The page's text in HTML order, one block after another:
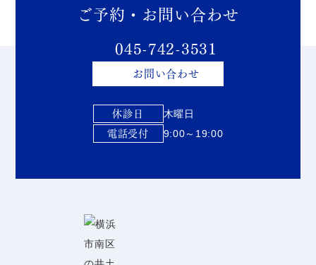
ご予約・お問い合わせ
045-742-3531
お問い合わせ
休診日 木曜日
電話受付 9:00～19:00